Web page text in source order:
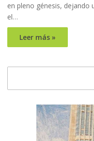
en pleno génesis, dejando
el…
Leer más »